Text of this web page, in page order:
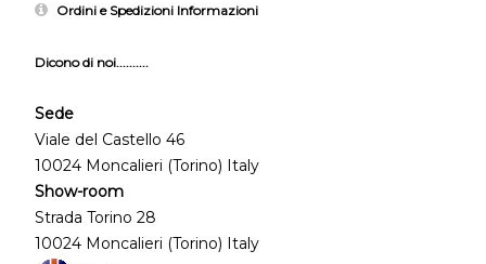
Ordini e Spedizioni Informazioni
Dicono di noi..........
Sede
Viale del Castello 46
10024 Moncalieri (Torino) Italy
Show-room
Strada Torino 28
10024 Moncalieri (Torino) Italy